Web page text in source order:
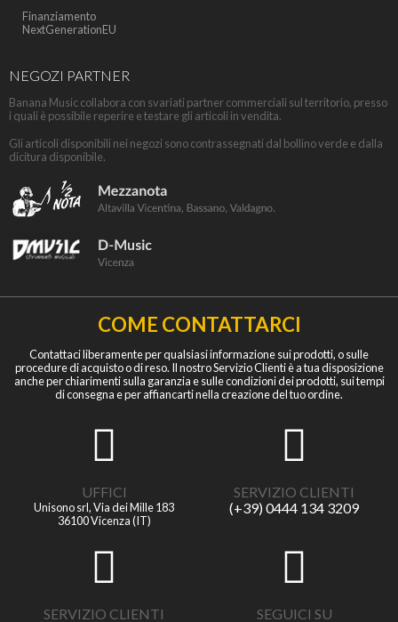
Finanziamento
NextGenerationEU
NEGOZI PARTNER
Banana Music collabora con svariati partner commerciali sul territorio, presso
i quali è possibile reperire e testare gli articoli in vendita.
Gli articoli disponibili nei negozi sono contrassegnati dal bollino verde e dalla
dicitura disponibile.
COME CONTATTARCI
Contattaci liberamente per qualsiasi informazione sui prodotti, o sulle
procedure di acquisto o di reso. Il nostro Servizio Clienti è a tua disposizione
anche per chiarimenti sulla garanzia e sulle condizioni dei prodotti, sui tempi
di consegna e per affiancarti nella creazione del tuo ordine.
UFFICI
Unisono srl, Via dei Mille 183
36100 Vicenza (IT)
SERVIZIO CLIENTI
(+39) 0444 134 3209
SERVIZIO CLIENTI
SEGUICI SU